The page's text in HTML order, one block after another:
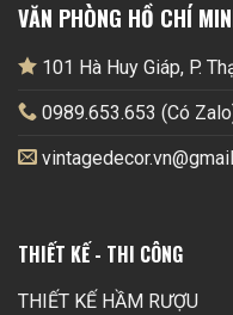
VĂN PHÒNG HỒ CHÍ
101 Hà Huy Giáp, P.
0989.653.653 (Có
THIẾT KẾ - THI CÔNG
THIẾT KẾ HẦM RƯỢU